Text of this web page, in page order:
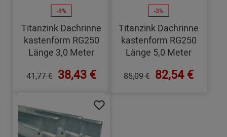
-8%
Titanzink Dachrinne
kastenform RG250
Länge 3,0 Meter
41,77 € 38,43 €
-3%
Titanzink Dachrinne
kastenform RG250
Länge 5,0 Meter
85,09 € 82,54 €